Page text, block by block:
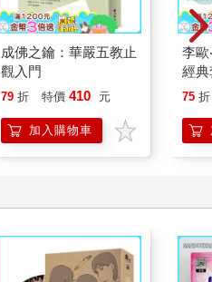
成佛之鑰：華嚴五教止
觀入門
79 折 特價 410 元
加入購物車
李歐
經
／
75 折